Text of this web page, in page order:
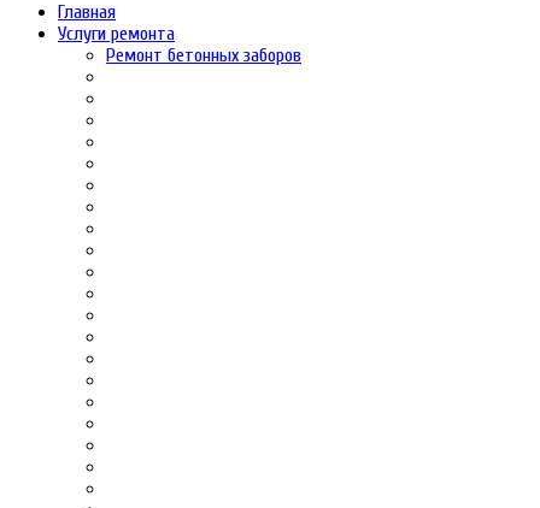
Главная
Услуги ремонта
Ремонт бетонных заборов